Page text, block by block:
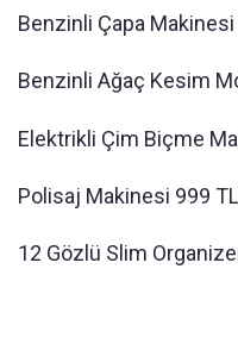
Benzinli Çapa
Benzinli Ağaç Kesim
Elektrikli Çim Biçme
Polisaj Makinesi 999 TL
12 Gözlü Slim